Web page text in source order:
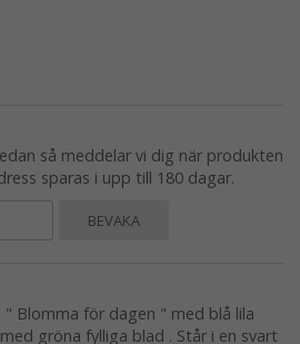
så meddelar vi dig när produkten
sparas i upp till 180 dagar.
BEVAKA
Blomma för dagen " med blå lila
gröna fylliga blad . Står i en svart